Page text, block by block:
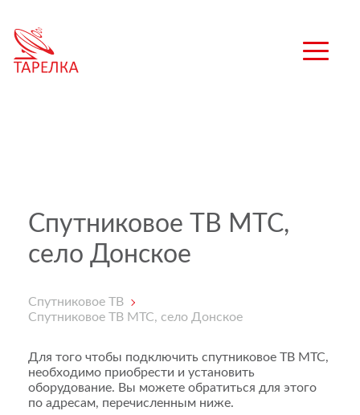
Спутниковое ТВ МТС,
село Донское
Спутниковое ТВ
Спутниковое ТВ МТС, село Донское
Для того чтобы подключить спутниковое ТВ МТС,
необходимо приобрести и установить
оборудование. Вы можете обратиться для этого
по адресам, перечисленным ниже.